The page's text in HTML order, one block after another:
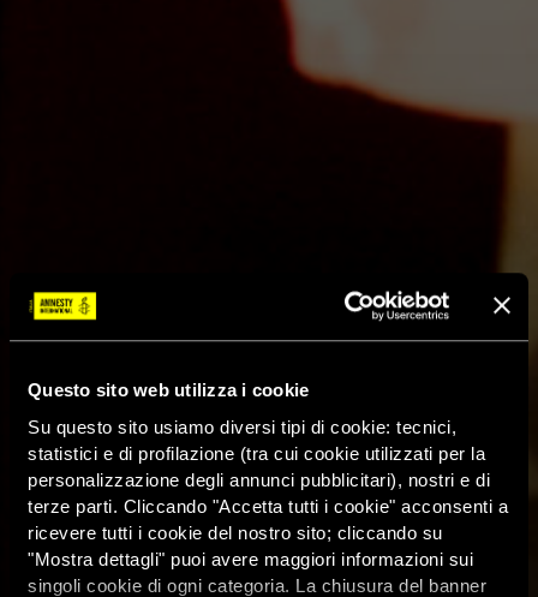
Questo sito web utilizza i cookie
Su questo sito usiamo diversi tipi di cookie: tecnici,
statistici e di profilazione (tra cui cookie utilizzati per la
personalizzazione degli annunci pubblicitari), nostri e di
terze parti. Cliccando "Accetta tutti i cookie" acconsenti a
ricevere tutti i cookie del nostro sito; cliccando su
"Mostra dettagli" puoi avere maggiori informazioni sui
singoli cookie di ogni categoria. La chiusura del banner